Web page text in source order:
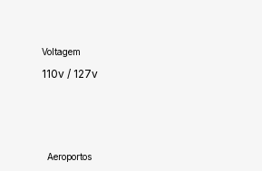
Voltagem
110v / 127v
Aeroportos